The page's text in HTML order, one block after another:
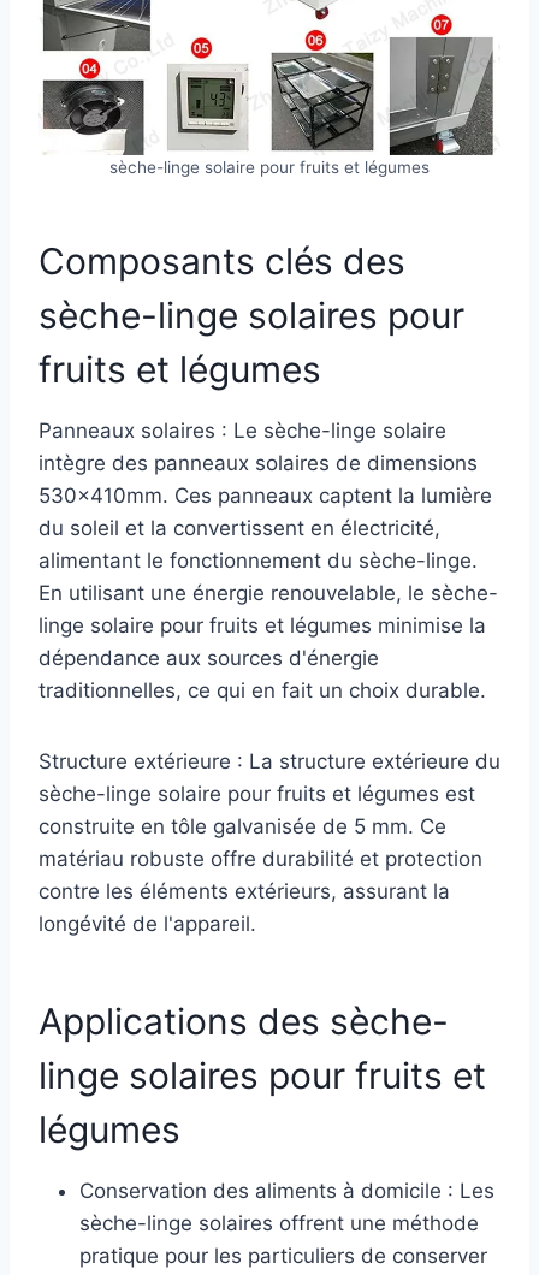
sèche-linge solaire pour fruits et légumes
Composants clés des
sèche-linge solaires pour
fruits et légumes
Panneaux solaires : Le sèche-linge solaire
intègre des panneaux solaires de dimensions
530x410mm. Ces panneaux captent la lumière
du soleil et la convertissent en électricité,
alimentant le fonctionnement du sèche-linge.
En utilisant une énergie renouvelable, le sèche-
linge solaire pour fruits et légumes minimise la
dépendance aux sources d'énergie
traditionnelles, ce qui en fait un choix durable.
Structure extérieure : La structure extérieure du
sèche-linge solaire pour fruits et légumes est
construite en tôle galvanisée de 5 mm. Ce
matériau robuste offre durabilité et protection
contre les éléments extérieurs, assurant la
longévité de l'appareil.
Applications des sèche-
linge solaires pour fruits et
légumes
Conservation des aliments à domicile : Les
sèche-linge solaires offrent une méthode
pratique pour les particuliers de conserver